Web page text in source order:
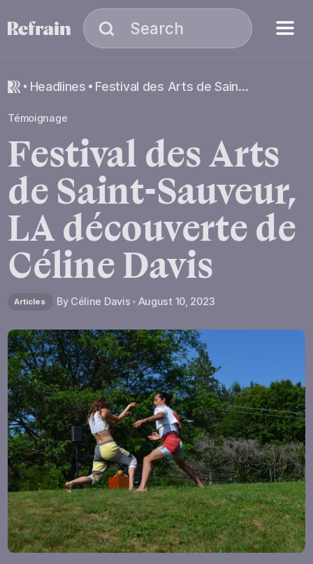
Search
headlines Festival des Arts de Saint-Sauveur, LA découverte de Céline Davis
Témoignage
FestivaldesArts
deSaint-Sauveur,
LAdécouvertede
CélineDavis
Articles By Céline Davis August 10, 2023